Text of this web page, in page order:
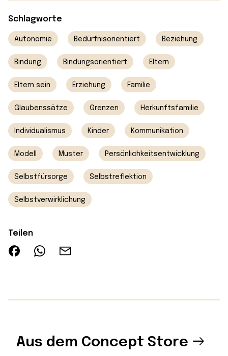
Schlagworte
Autonomie Bedürfnisorientiert Beziehung
Bindung Bindungsorientiert Eltern
Eltern sein Erziehung Familie
Glaubenssätze Grenzen Herkunftsfamilie
Individualismus Kinder Kommunikation
Modell Muster Persönlichkeitsentwicklung
Selbstfürsorge Selbstreflektion
Selbstverwirklichung
Teilen
Aus dem Concept Store